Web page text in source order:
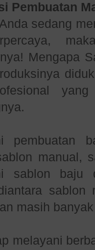
Pembuatan
sedang
Mengapa
pembuatan
manual,
sablon baju
sablon
masih
melayani